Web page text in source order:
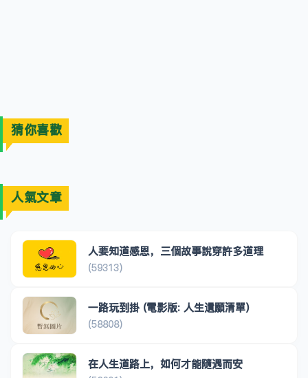
猜你喜歡
人氣文章
人要知道感恩，三個故事說穿許多道理
(59313)
一路玩到掛 (電影版: 人生遺願清單)
(58808)
在人生道路上，如何才能隨遇而安